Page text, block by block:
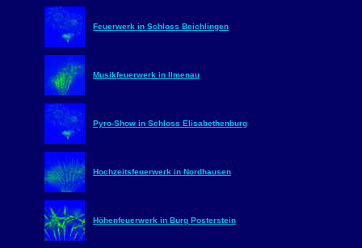
Feuerwerk in Schloss Beichlingen
Musikfeuerwerk in Ilmenau
Pyro-Show in Schloss Elisabethenburg
Hochzeitsfeuerwerk in Nordhausen
Höhenfeuerwerk in Burg Posterstein